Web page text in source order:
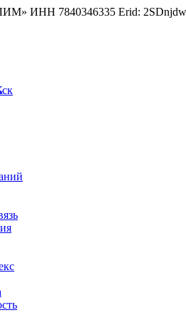
ИНН 7840346335 Erid: